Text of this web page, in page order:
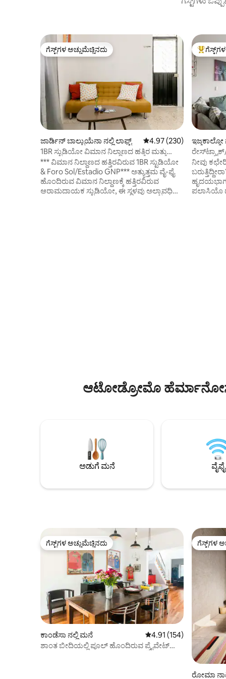
ಗೆಸ್ಟ್‌ಗಳ ಅಚ್ಚುಮೆಚ್ಚಿನದು
ಗೆಸ್ಟ್‌ಗಳ ಅಚ್ಚುಮೆಚ್ಚಿನದು
ಜಾರ್ಡಿನ್ ಬಾಲ್ಬುಯೆನಾ ನಲ್ಲಿ ಲಾಫ್ಟ್ 5 ರಲ್ಲಿ 4.97 ಸರಾಸರಿ
4.97 (230)
1BR ಸ್ಟುಡಿಯೋ ವಿಮಾನ ನಿಲ್ದಾಣದ ಹತ್ತಿರ ಮತ್ತು
ಫೊರೊ ಸೋಲ್/GNP
*** ವಿಮಾನ ನಿಲ್ದಾಣದ ಹತ್ತಿರವಿರುವ 1BR ಸ್ಟುಡಿಯೋ
& Foro Sol/Estadio GNP*** ಅತ್ಯುತ್ತಮ ವೈ-ಫೈ
ಹೊಂದಿರುವ ವಿಮಾನ ನಿಲ್ದಾಣಕ್ಕೆ ಹತ್ತಿರವಿರುವ
ಆರಾಮದಾಯಕ ಸ್ಟುಡಿಯೋ, ಈ ಸ್ಥಳವು ಅಲ್ಪಾವಧಿಯ
ಗೆಸ್ಟ್‌ಗಳಿಗೆ
ಅರಮನೆ/
ನೀವು
ಪಲಾಸಿಯೊ
ಆಟೋಡ್ರೋಮೊ ಹೆರ್ಮಾನೋಸ್
ಅಡುಗೆ ಮನೆ ವೈಫೈ
ಗೆಸ್ಟ್‌ಗಳ ಅಚ್ಚುಮೆಚ್ಚಿನದು
ಗೆಸ್ಟ್‌ಗಳ ಅಚ್ಚುಮೆಚ್ಚಿನದು
ಕಾಂಡೆಸಾ ನಲ್ಲಿ ಮನೆ 5 ರಲ್ಲಿ 4.91 ಸರಾಸರಿ
4.91 (154)
ಶಾಂತ ಬೀದಿಯಲ್ಲಿ ಪೂಲ್ ಹೊಂದಿರುವ ಪ್ರೈವೇಟ್
ಗೆಸ್ಟ್‌ಗಳ
ಗೆಸ್ಟ್‌ಗಳ
ರೋಮಾ